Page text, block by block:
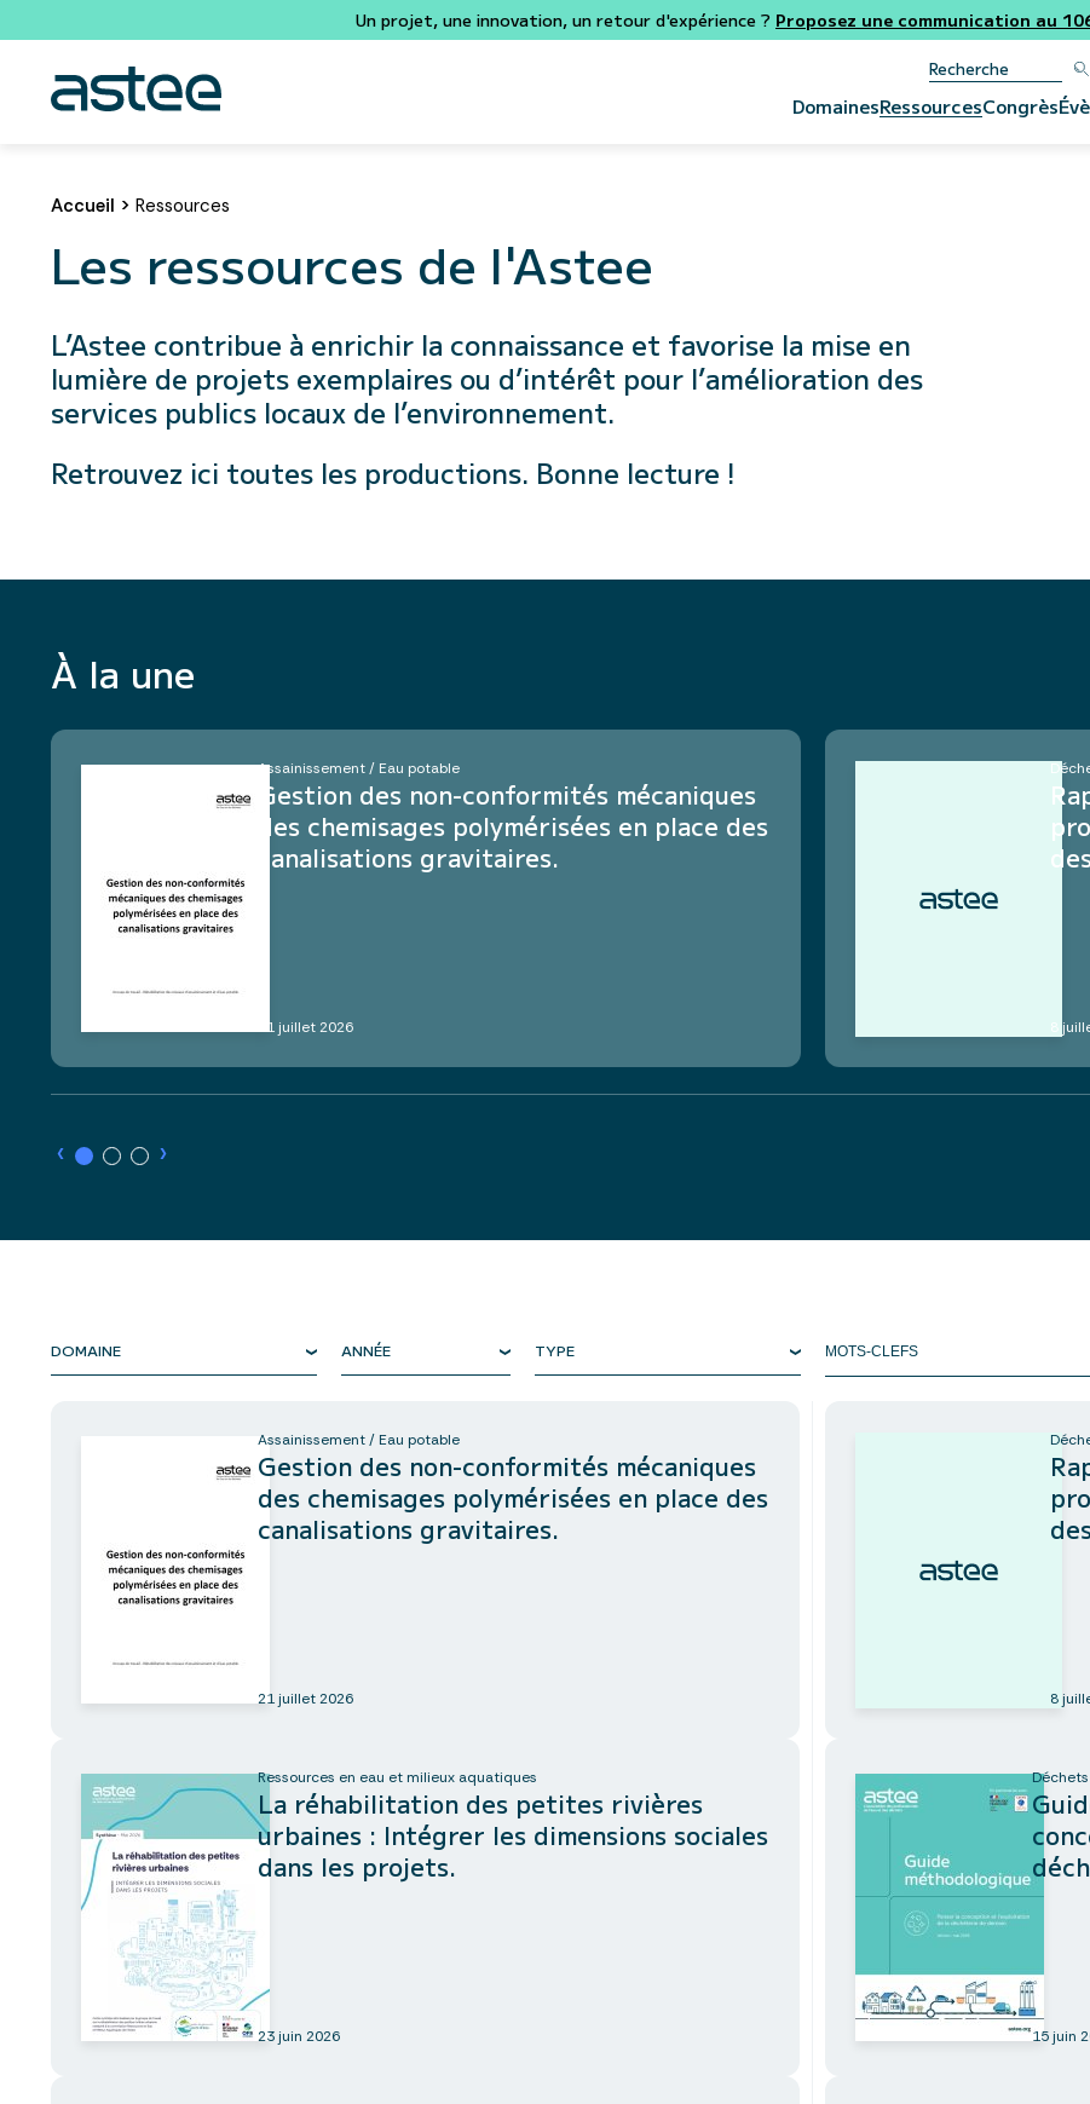
Un projet, une innovation, un retour d'expérience ? Proposez une communication au
DomainesRessourcesCongrès
Accueil > Ressources
Les ressources de l'Astee
L’Astee contribue à enrichir la connaissance et favorise la mise en
lumière de projets exemplaires ou d’intérêt pour l’amélioration des
services publics locaux de l’environnement.
Retrouvez ici toutes les productions. Bonne lecture !
À la une
Assainissement / Eau potable
Gestion des non-conformités mécaniques
des chemisages polymérisées en place des
canalisations gravitaires.
21 juillet 2026 8
› ›
DOMAINE ANNÉE TYPE
Assainissement / Eau potable
Gestion des non-conformités mécaniques
des chemisages polymérisées en place des
canalisations gravitaires.
21 juillet 2026 8
Ressources en eau et milieux aquatiques
La réhabilitation des petites rivières
urbaines : Intégrer les dimensions sociales
dans les projets.
23 juin 2026 15 juin